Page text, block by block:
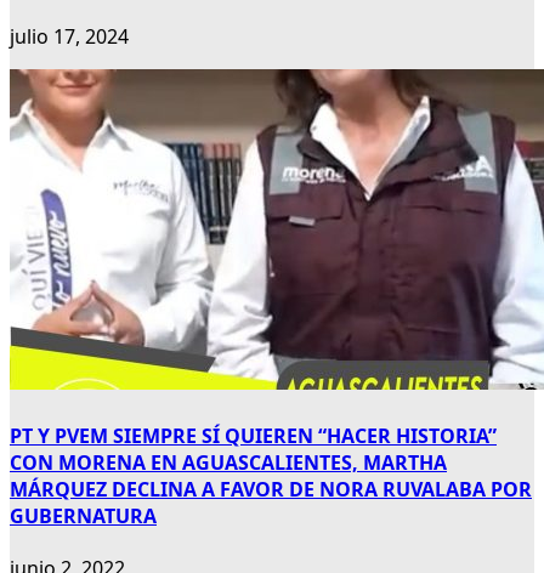
julio 17, 2024
PT Y PVEM SIEMPRE SÍ QUIEREN “HACER HISTORIA”
CON MORENA EN AGUASCALIENTES, MARTHA
MÁRQUEZ DECLINA A FAVOR DE NORA RUVALABA POR
GUBERNATURA